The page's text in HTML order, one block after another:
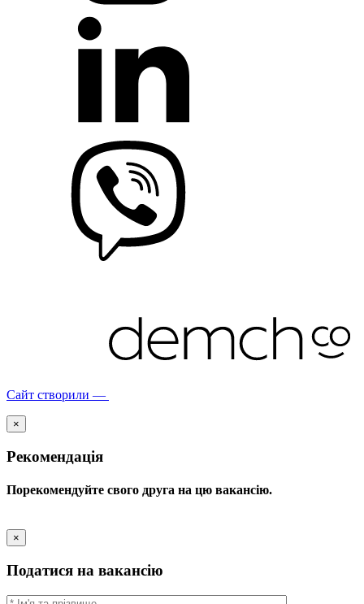
Сайт створили —
×
Рекомендація
Порекомендуйте свого друга на цю вакансію.
×
Податися на вакансію